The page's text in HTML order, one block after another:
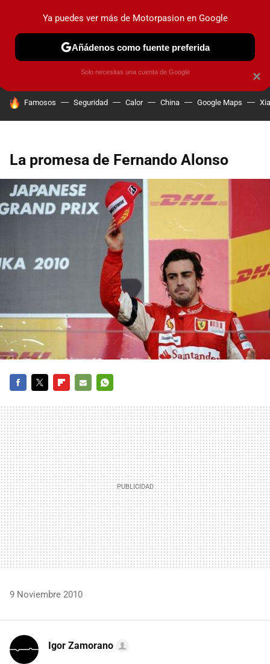
PRUEBAS COCHES ELÉCTRICOS OBSERVATORIO
HOY SE HABLA DE
Famosos Seguridad Calor China Google Maps
La promesa de Fernando Alonso
MAIL
9 Noviembre 2010
Igor Zamorano
×
Ya puedes ver más de Motorpasion en Google
Añádenos como fuente preferida
Solo necesitas una cuenta de Google